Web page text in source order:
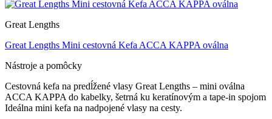
Great Lengths
Great Lengths Mini cestovná Kefa ACCA KAPPA oválna
Nástroje a pomôcky
Cestovná kefa na predĺžené vlasy Great Lengths – mini oválna
ACCA KAPPA do kabelky, šetrná ku keratínovým a tape-in spojom
Ideálna mini kefa na nadpojené vlasy na cesty.